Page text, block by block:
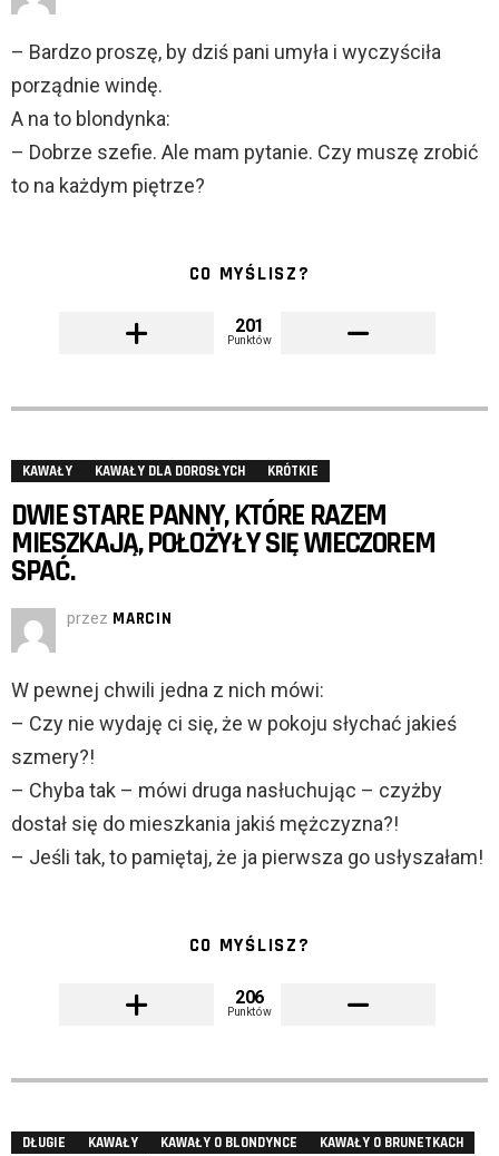
– Bardzo proszę, by dziś pani umyła i wyczyściła
porządnie windę.
A na to blondynka:
– Dobrze szefie. Ale mam pytanie. Czy muszę zrobić
to na każdym piętrze?
CO MYŚLISZ?
201
Punktów
KAWAŁY KAWAŁY DLA DOROSŁYCH KRÓTKIE
DWIE STARE PANNY, KTÓRE RAZEM
MIESZKAJĄ, POŁOŻYŁY SIĘ WIECZOREM
SPAĆ.
przez MARCIN
W pewnej chwili jedna z nich mówi:
– Czy nie wydaję ci się, że w pokoju słychać jakieś
szmery?!
– Chyba tak – mówi druga nasłuchując – czyżby
dostał się do mieszkania jakiś mężczyzna?!
– Jeśli tak, to pamiętaj, że ja pierwsza go usłyszałam!
CO MYŚLISZ?
206
Punktów
DŁUGIE KAWAŁY KAWAŁY O BLONDYNCE
KAWAŁY O BRUNETKACH